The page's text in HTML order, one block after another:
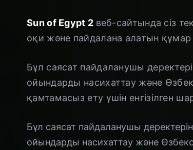
Sun of Egypt 2 веб-сайтында сіз
оқи және пайдалана алатын
Бұл саясат пайдаланушы
ойындарды насихаттау және
қамтамасыз ету үшін енгізілген
Бұл саясат пайдаланушы
ойындарды насихаттау және